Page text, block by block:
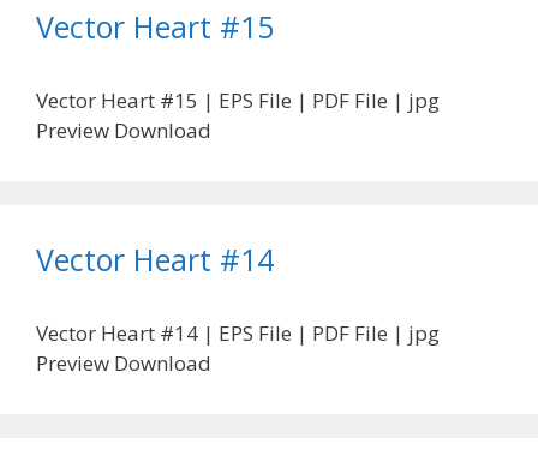
Vector Heart #15
Vector Heart #15 | EPS File | PDF File | jpg
Preview Download
Vector Heart #14
Vector Heart #14 | EPS File | PDF File | jpg
Preview Download